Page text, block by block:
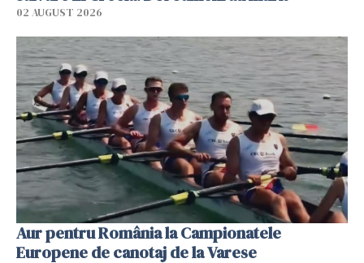
02 AUGUST 2026
Aur pentru România la Campionatele
Europene de canotaj de la Varese